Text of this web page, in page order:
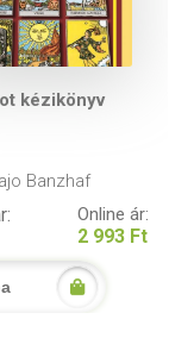
kézikönyv
Banzhaf
Online ár:
2 993 Ft